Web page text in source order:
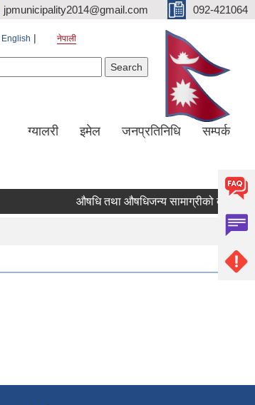
jpmunicipality2014@gmail.com 092-421064
English नेपाली
ग्यालरी इमेल जनप्रतिनिधि सम्पर्क
औषधि तथा औषधिजन्य सामाग्रीको दररेट